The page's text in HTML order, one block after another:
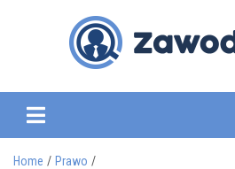
Home
Prawo